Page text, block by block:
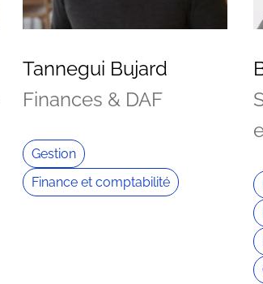
Tannegui Bujard
Finances & DAF
Gestion
Finance et comptabilité